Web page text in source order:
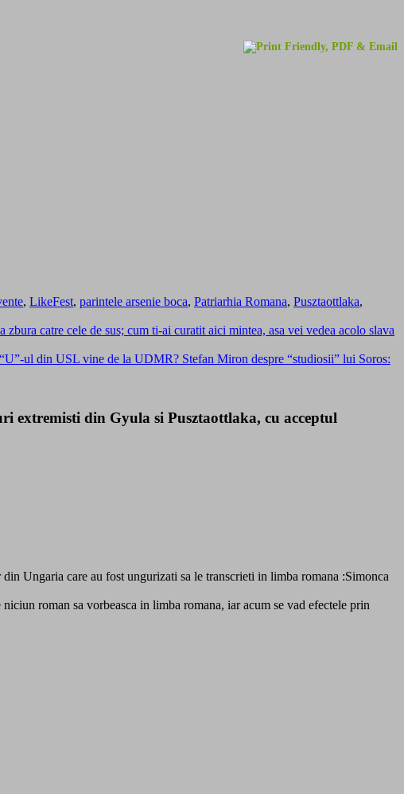
, LikeFest, parintele arsenie boca, Patriarhia Romana, Pusztaottlaka,
catre cele de sus; cum ti-ai curatit aici mintea, asa vei vedea acolo slava
ul din USL vine de la UDMR? Stefan Miron despre “studiosii” lui Soros:
extremisti din Gyula si Pusztaottlaka, cu acceptul
Ungaria care au fost ungurizati sa le transcrieti in limba romana :Simonca
roman sa vorbeasca in limba romana, iar acum se vad efectele prin